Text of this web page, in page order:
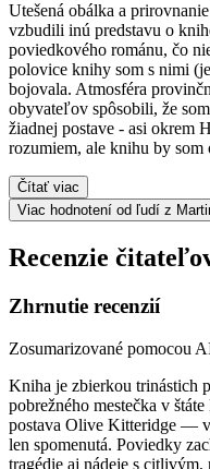
Utešená obálka a
vzbudili inú predstavu o
poviedkového románu, čo
polovice knihy som s nimi
bojovala. Atmosféra
obyvateľov spôsobili, že
žiadnej postave - asi okrem
rozumiem, ale knihu by som
Čítať viac
Viac hodnotení od ľudí z
Recenzie
Zhrnutie recenzií
Zosumarizované pomocou
Kniha je zbierkou trinástich
pobrežného mestečka v
postava Olive Kitteridge —
len spomenutá. Poviedky
tragédie aj nádeje s